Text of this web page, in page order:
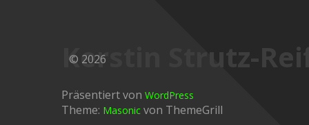
Kerstin Strutz-
© 2026
Präsentiert von WordPress
Theme: Masonic von ThemeGrill